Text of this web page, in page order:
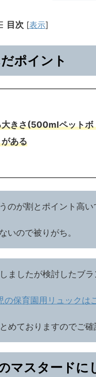
目次 [表示]
ポイント
きさ(500mlペットボ
ある
のが割とポイント高い
いので被りがち。
ましたが検討したブラ
の保育園用リュックは
めておりますのでご確
マスタードに